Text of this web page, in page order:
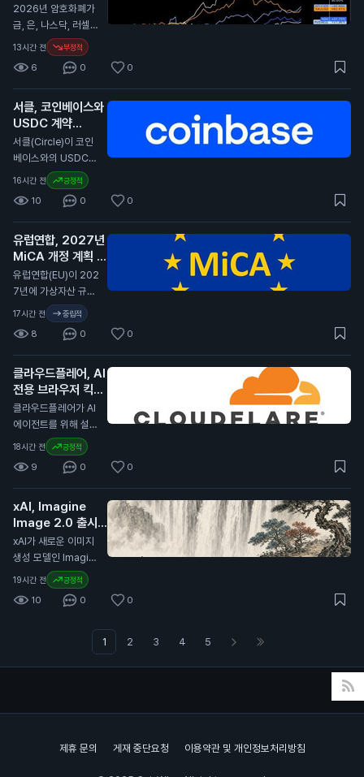
보안 문제로, 사용자
들이 자금을 이동하고
지갑을 새로 만드는
경향이 커졌습니다. S
antiment에 따르면,
Coldcard의 혼란은
사용자들에게 자산 관
리 방식을 재고하게
만들고 있습니다. 보
안 우려로 인해 많은
시키고 새로운 지갑을
생성하는 등 활동이
변화는 비트코인과 다
른 암호화폐의 거래량
을 증가시키고 있습니
다. 이번 사건은 일반
투자자에게 중요한 의
미를 가집니다. 보안
문제가 발생하면 사용
며, 이는 비트코인 가
격에 긍정적인 영향을
미칠 수 있습니다.
가
N
2026년 암호화폐가
금, 은, 나스닥, 러셀 2
000과 비교해 최악
의 성과를 보였습니
다. 이 보고서는 암호
화폐가 다른 자산에
비해 큰 손실을 겪었
다고 전합니다. 특히,
경제 상황이 어려워지
면서 암호화폐의 투자
매력이 줄어들고 있습
니다. 전문가들은 암
호화폐의 변동성이 커
진 이유로 경제 불안
정을 지적하고 있습니
다. 일반 투자자에게
이 소식은 암호화폐
투자에 대한 신뢰가
미합니다. 이는 향후
암호화폐 가격에 부정
있습니다.
13시간 전 부정적
6 0 0
서클, 코인베이스와
USDC 계약
2029년까지 연장
N
서클(Circle)이 코인
베이스와의 USDC
스테이블코인 계약을
2029년까지 연장했
습니다. 이번 계약 연
장은 서클이 코인베이
스 플랫폼에서 USD
C의 중심 역할을 계속
유지할 수 있게 합니
다. 서클은 분기 배당
금을 포기하고, 제품
개발과 성장 기회에
재투자하기로 결정했
습니다. 서클은 지난
분기 동안 7억 1천만
달러(약 9천 5백억
원)의 수익을 기록했
습니다. 이는 전년 대
니다. USDC의 유통
량은 전년 대비 19%
러(약 99조 원)에 달
했습니다. 코인베이스
는 이 유통량의 약 3
0%를 보유하고 있습
니다. 이번 계약 연장
은 일반 투자자에게
중요한 의미를 가집니
성장을 위해 재투자하
가치에도 긍정적인 영
16시간 전 긍정적
10 0 0
유럽연합, 2027년
MiCA 개정 계획 발
표
N
유럽연합(EU)이 202
7년에 가상자산 규제
법안인 MiCA(가상자
산 시장 규제)를 개정
할 계획이라고 발표했
습니다. 이 개정안은
비EU 국가의 가상자
산 발행자, 스테이블
코인, 토큰화된 결제
방식을 다룰 예정입니
다. MiCA는 유럽 내
가상자산 시장의 규제
를 강화하기 위해 제
정된 법안입니다. 이
번 개정은 글로벌 가
상자산 시장의 변화에
대응하기 위한 것으
로, 특히 유럽 외부의
발행자와 관련된 규제
를 포함합니다. 이는
유럽 내 가상자산 사
높이기 위한 노력으로
표는 일반 투자자에게
이블코인과 같은 가상
미칠 수 있습니다. 따
17시간 전 중립적
8 0 0
클라우드플레어, AI
전용 브라우저 킥서
프 출시
N
클라우드플레어가 AI
에이전트를 위해 설계
된 브라우저 킥서프(K
itesurf)를 출시했습
니다. 이 브라우저는
클라우드플레어의 서
버리스 플랫폼인 워커
스(Workers) 위에서
작동합니다. 킥서프는
현재 베타 버전으로
무료로 제공됩니다.
클라우드플레어는 킥
서프를 단 12주 만에
라우저는 AI 에이전트
로 탐색하도록 돕습니
파워를 사용하여 비용
다. 개발자들은 킥서
18시간 전 긍정적
9 0 0
xAI, Imagine
Image 2.0 출시
발표
N
xAI가 새로운 이미지
생성 모델인 Imagin
e Image 2.0을 출시
했습니다. 이 모델은
Grok 웹사이트와 iO
사용자는 보다 정밀한
이미지 편집과 템플릿
작업에 적합하도록 개
19시간 전 긍정적
10 0 0
1 2 3 4 5
제휴 문의 게재 중단요청 이용약관 및 개인정보처리방침